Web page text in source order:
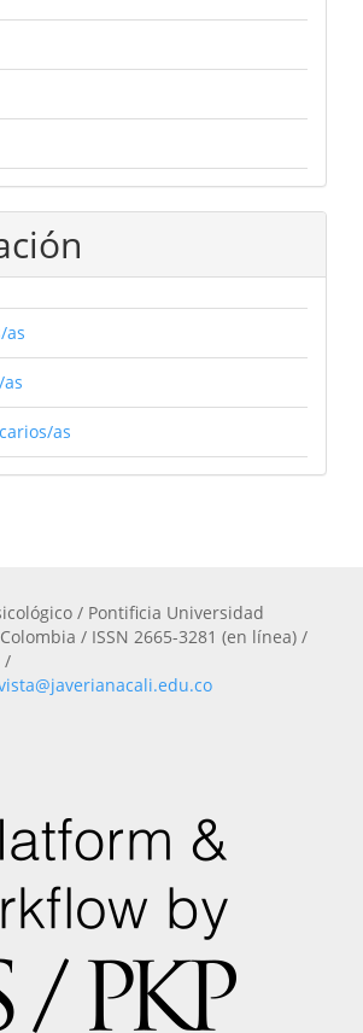
as
as
/ Pontificia Universidad
/ ISSN 2665-3281 (en línea) /
/